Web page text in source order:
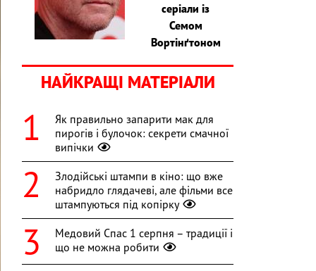
серіали із
Семом
Вортінґтоном
НАЙКРАЩІ МАТЕРІАЛИ
Як правильно запарити мак для
пирогів і булочок: секрети смачної
випічки
Злодійські штампи в кіно: що вже
набридло глядачеві, але фільми все
штампуються під копірку
Медовий Спас 1 серпня – традиції і
що не можна робити